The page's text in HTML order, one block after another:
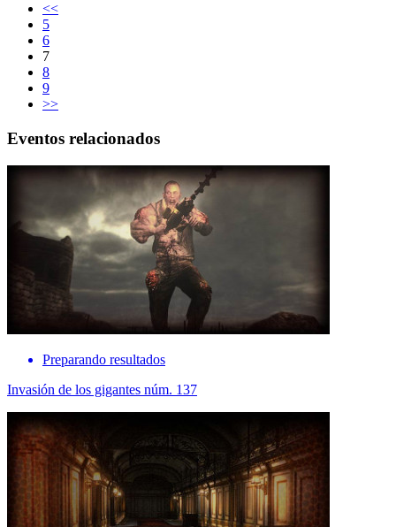
<<
5
6
7
8
9
>>
Eventos relacionados
Preparando resultados
Invasión de los gigantes núm. 137